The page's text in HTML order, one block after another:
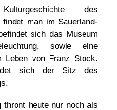
des
findet man im Sauerland-
sich das Museum
sowie eine
Leben von Franz Stock.
sich der Sitz des
thront heute nur noch als